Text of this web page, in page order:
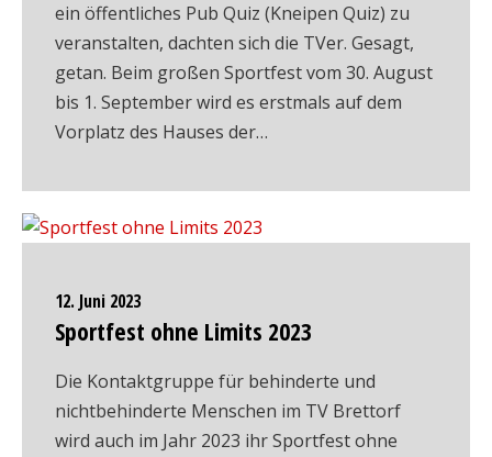
ein öffentliches Pub Quiz (Kneipen Quiz) zu
veranstalten, dachten sich die TVer. Gesagt,
getan. Beim großen Sportfest vom 30. August
bis 1. September wird es erstmals auf dem
Vorplatz des Hauses der…
12. Juni 2023
Sportfest ohne Limits 2023
Die Kontaktgruppe für behinderte und
nichtbehinderte Menschen im TV Brettorf
wird auch im Jahr 2023 ihr Sportfest ohne